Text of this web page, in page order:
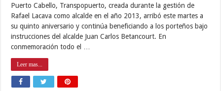
Puerto Cabello, Transpopuerto, creada durante la gestión de
Rafael Lacava como alcalde en el año 2013, arribó este martes a
su quinto aniversario y continúa beneficiando a los porteños bajo
instrucciones del alcalde Juan Carlos Betancourt. En
conmemoración todo el …
Leer mas...